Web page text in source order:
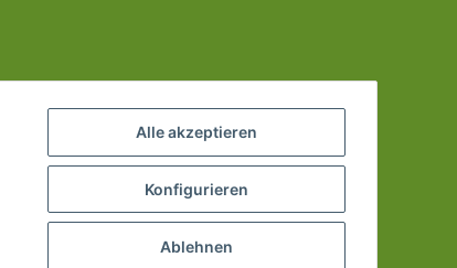
Alle akzeptieren
Konfigurieren
Ablehnen